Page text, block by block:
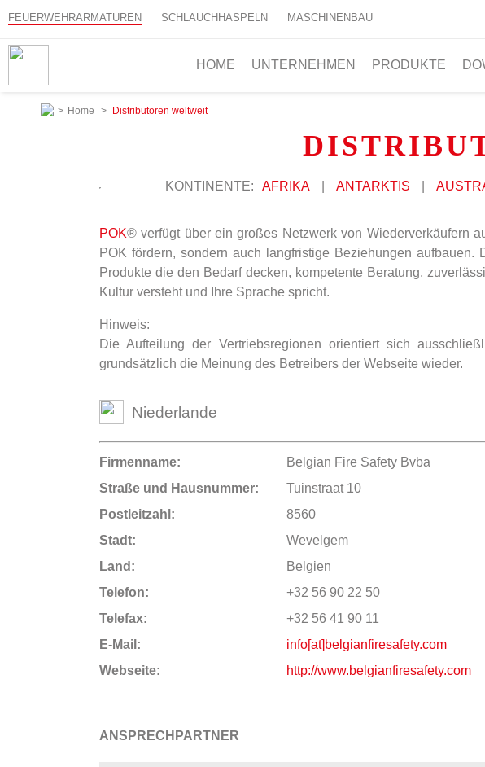
FEUERWEHRARMATUREN SCHLAUCHHASPELN MASCHINENBAU
HOME UNTERNEHMEN PRODUKTE
> Home > Distributoren weltweit
KONTINENTE: AFRIKA ANTARKTIS
POK® verfügt über ein großes Netzwerk von Wiederverkäufern
POK fördern, sondern auch langfristige Beziehungen aufbauen.
Produkte die den Bedarf decken, kompetente Beratung,
Kultur versteht und Ihre Sprache spricht.
Hinweis:
Die Aufteilung der Vertriebsregionen orientiert sich
grundsätzlich die Meinung des Betreibers der Webseite wieder.
Niederlande
Firmenname:
Belgian Fire Safety Bvba
Straße und Hausnummer:
Tuinstraat 10
Postleitzahl:
8560
Stadt:
Wevelgem
Land:
Belgien
Telefon:
+32 56 90 22 50
Telefax:
+32 56 41 90 11
E-Mail:
info[at]belgianfiresafety.com
Webseite:
http://www.belgianfiresafety.com
ANSPRECHPARTNER